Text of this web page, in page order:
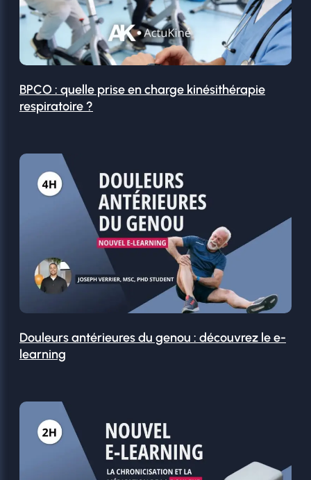
BPCO : quelle prise en charge kinésithérapie
respiratoire ?
Douleurs antérieures du genou : découvrez le e-
learning